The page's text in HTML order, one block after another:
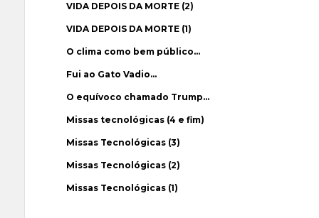
VIDA DEPOIS DA MORTE (2)
VIDA DEPOIS DA MORTE (1)
O clima como bem público…
Fui ao Gato Vadio…
O equívoco chamado Trump…
Missas tecnológicas (4 e fim)
Missas Tecnológicas (3)
Missas Tecnológicas (2)
Missas Tecnológicas (1)